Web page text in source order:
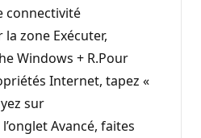
connectivité
zone Exécuter,
Windows + R.Pour
Internet, tapez «
sur
Avancé, faites